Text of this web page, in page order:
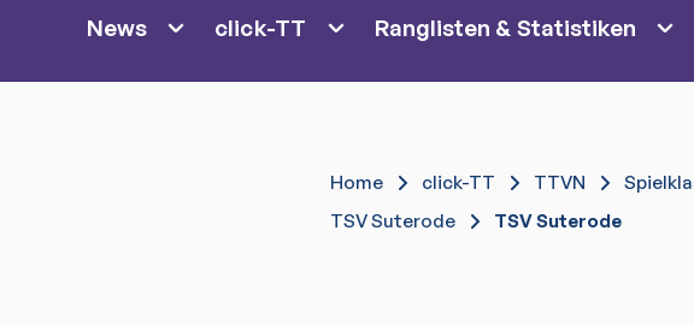
News click-TT Ranglisten & Statistiken
Home click-TT TTVN
TSV Suterode
TSV Suterode